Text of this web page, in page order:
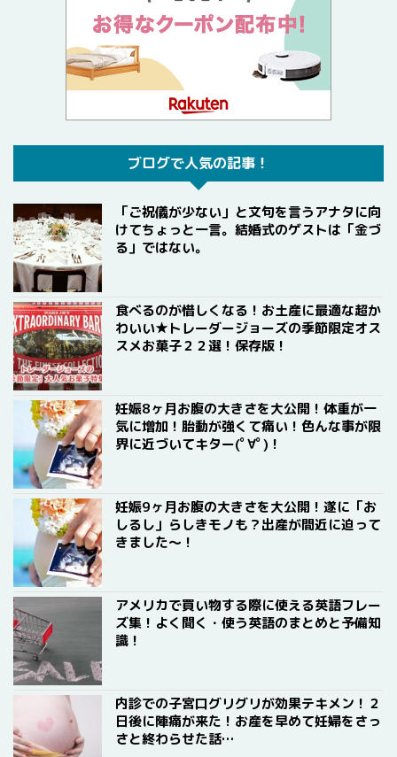
ブログで人気の記事！
「ご祝儀が少ない」と文句を言うアナタに向
けてちょっと一言。結婚式のゲストは「金づ
る」ではない。
食べるのが惜しくなる！お土産に最適な超か
わいい★トレーダージョーズの季節限定オス
スメお菓子２２選！保存版！
妊娠8ヶ月お腹の大きさを大公開！体重が一
気に増加！胎動が強くて痛い！色んな事が限
界に近づいてキター(ﾟ∀ﾟ)！
妊娠9ヶ月お腹の大きさを大公開！遂に「お
しるし」らしきモノも？出産が間近に迫って
きました〜！
アメリカで買い物する際に使える英語フレー
ズ集！よく聞く・使う英語のまとめと予備知
識！
内診での子宮口グリグリが効果テキメン！２
日後に陣痛が来た！お産を早めて妊婦をさっ
さと終わらせた話…